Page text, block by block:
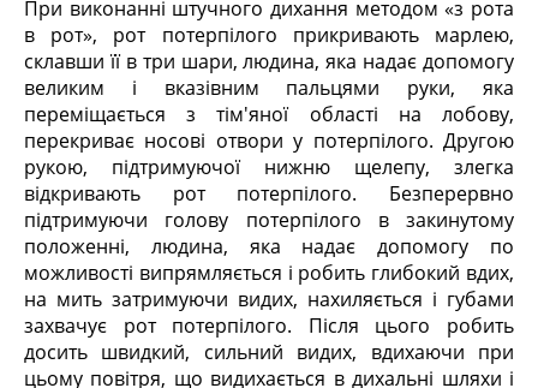
При виконанні штучного дихання методом «з рота
в рот», рот потерпілого прикривають марлею,
склавши її в три шари, людина, яка надає допомогу
великим і вказівним пальцями руки, яка
переміщається з тім'яної області на лобову,
перекриває носові отвори у потерпілого. Другою
рукою, підтримуючої нижню щелепу, злегка
відкривають рот потерпілого. Безперервно
підтримуючи голову потерпілого в закинутому
положенні, людина, яка надає допомогу по
можливості випрямляється і робить глибокий вдих,
на мить затримуючи видих, нахиляється і губами
захвачує рот потерпілого. Після цього робить
досить швидкий, сильний видих, вдихаючи при
цьому повітря, що видихається в дихальні шляхи і